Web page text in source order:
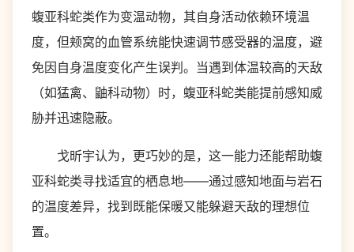
蝮亚科蛇类作为变温动物，其自身活动依赖环境温
度，但颊窝的血管系统能快速调节感受器的温度，避
免因自身温度变化产生误判。当遇到体温较高的天敌
（如猛禽、鼬科动物）时，蝮亚科蛇类能提前感知威
胁并迅速隐蔽。
戈昕宇认为，更巧妙的是，这一能力还能帮助蝮
亚科蛇类寻找适宜的栖息地——通过感知地面与岩石
的温度差异，找到既能保暖又能躲避天敌的理想位
置。